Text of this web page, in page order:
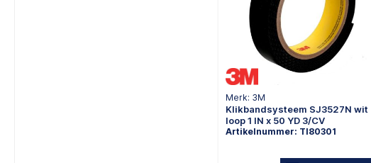
Merk: 3M
Klikbandsysteem SJ3527N wit
loop 1 IN x 50 YD 3/CV
Artikelnummer: TI80301